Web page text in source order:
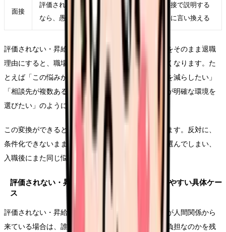
面接
評価されない・昇給しないから辞めたいを面接で説明する
なら、愚痴ではなく「次に重視したい条件」に言い換える
評価されない・昇給しないから辞めたいという言葉をそのまま退職
理由にすると、職場にも次の応募先にも伝わりにくくなります。た
とえば「この悩みがつらい」ではなく、「夜勤回数を減らしたい」
「相談先が複数ある職場で働きたい」「教育の段階が明確な環境を
選びたい」のように、条件へ変換します。
この変換ができると、求人を見る時の精度が上がります。反対に、
条件化できないまま応募すると、給与や通勤だけで選んでしまい、
入職後にまた同じ悩みが再燃することがあります。
評価されない・昇給しないから辞めたいで起きやすい具体ケー
ス
評価されない・昇給しないから辞めたいという悩みが人間関係から
来ている場合は、誰との関係で、どの発言や場面が負担なのかを残